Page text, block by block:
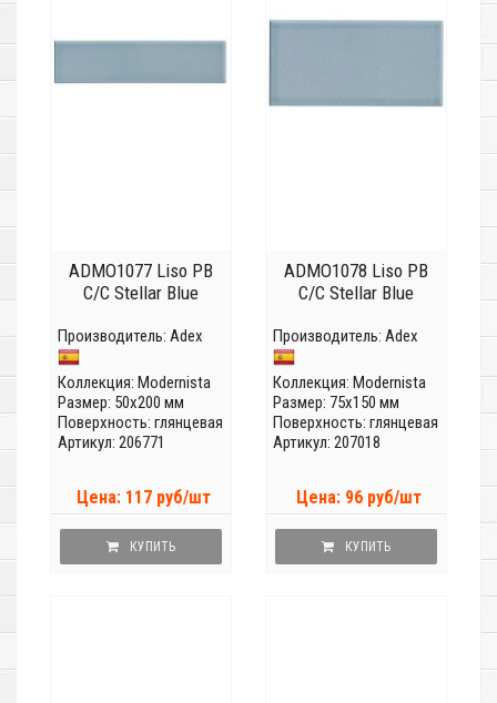
ADMO1077 Liso PB
C/C Stellar Blue
Производитель: Adex
Коллекция: Modernista
Размер: 50x200 мм
Поверхность: глянцевая
Артикул: 206771
Цена: 117 руб/шт
КУПИТЬ
ADMO1078 Liso PB
C/C Stellar Blue
Производитель: Adex
Коллекция: Modernista
Размер: 75x150 мм
Поверхность: глянцевая
Артикул: 207018
Цена: 96 руб/шт
КУПИТЬ